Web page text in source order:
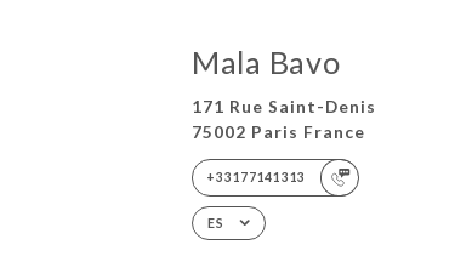
Mala Bavo
171 Rue Saint-Denis
75002 Paris France
+33177141313
ES